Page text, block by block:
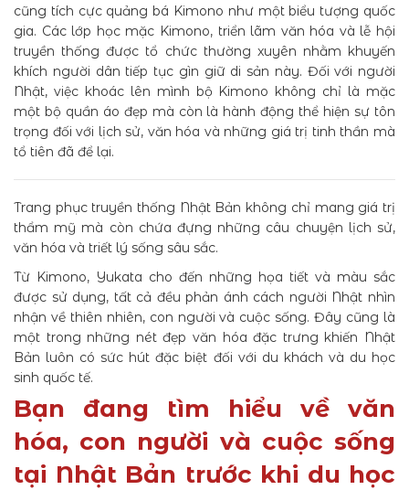
cũng tích cực quảng bá Kimono như một biểu tượng quốc
gia. Các lớp học mặc Kimono, triển lãm văn hóa và lễ hội
truyền thống được tổ chức thường xuyên nhằm khuyến
khích người dân tiếp tục gìn giữ di sản này. Đối với người
Nhật, việc khoác lên mình bộ Kimono không chỉ là mặc
một bộ quần áo đẹp mà còn là hành động thể hiện sự tôn
trọng đối với lịch sử, văn hóa và những giá trị tinh thần mà
tổ tiên đã để lại.
Trang phục truyền thống Nhật Bản không chỉ mang giá trị
thẩm mỹ mà còn chứa đựng những câu chuyện lịch sử,
văn hóa và triết lý sống sâu sắc.
Từ Kimono, Yukata cho đến những họa tiết và màu sắc
được sử dụng, tất cả đều phản ánh cách người Nhật nhìn
nhận về thiên nhiên, con người và cuộc sống. Đây cũng là
một trong những nét đẹp văn hóa đặc trưng khiến Nhật
Bản luôn có sức hút đặc biệt đối với du khách và du học
sinh quốc tế.
Bạn đang tìm hiểu về văn
hóa, con người và cuộc sống
tại Nhật Bản trước khi du học